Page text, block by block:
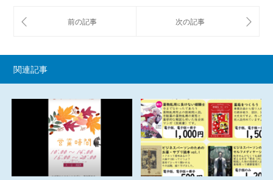
関連記事